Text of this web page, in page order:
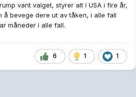
vant valget, styrer alt i USA i fire år,
å bevege dere ut av tåken, i alle fall
måneder i alle fall.
6 1 1